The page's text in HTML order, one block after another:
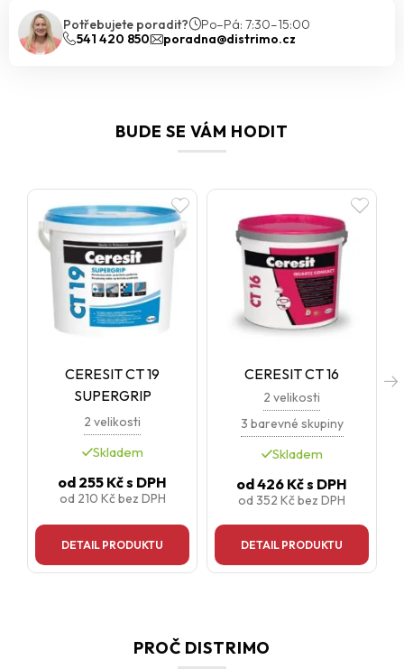
plísní, řas a hub, a to i ve vlhkém prostředí.
Ceresit CT 77 je vhodná pro různé podklady – tradiční omítky,
odolnost, snadnou údržbu a reprezentativní vzhled.
Potřebujete poradit?
Po–Pá: 7:30–15:00
541 420 850
poradna@distrimo.cz
BUDE SE VÁM HODIT
CERESIT CT 19
SUPERGRIP
2 velikosti
Skladem
od 255 Kčs DPH
od 210 Kčbez DPH
DETAIL PRODUKTU
CERESIT CT 16
2 velikosti
3 barevné skupiny
Skladem
od426 Kčs DPH
od 352 Kčbez DPH
DETAIL PRODUKTU
PROČ DISTRIMO